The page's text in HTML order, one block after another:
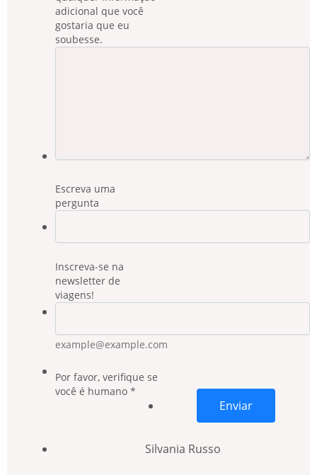
adicional que você
gostaria que eu
soubesse.
Escreva uma
pergunta
Inscreva-se na
newsletter de
viagens!
example@example.com
Por favor, verifique se
você é humano *
Enviar
Silvania Russo